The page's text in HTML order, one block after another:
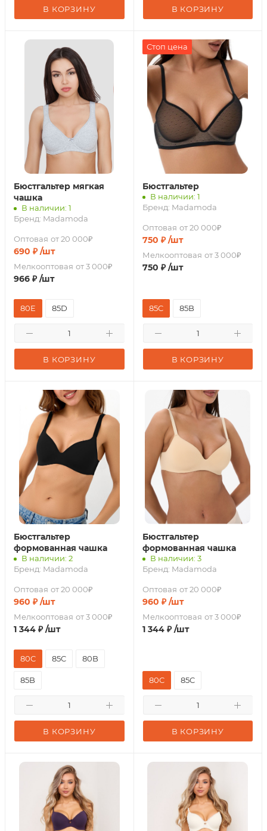
В КОРЗИНУ В КОРЗИНУ
Бюстгальтер мягкая
чашка
В наличии: 1
Бренд: Madamoda
Оптовая от 20 000₽
690 ₽ /шт
Мелкооптовая от 3 000₽
966 ₽ /шт
В КОРЗИНУ
80E 85D
Стоп цена
Бюстгальтер
В наличии: 1
Бренд: Madamoda
Оптовая от 20 000₽
750 ₽ /шт
Мелкооптовая от 3 000₽
750 ₽ /шт
В КОРЗИНУ
85C 85B
Бюстгальтер
формованная чашка
В наличии: 2
Бренд: Madamoda
Оптовая от 20 000₽
960 ₽ /шт
Мелкооптовая от 3 000₽
1 344 ₽ /шт
В КОРЗИНУ
80C 85C 80B
85B
Бюстгальтер
формованная чашка
В наличии: 3
Бренд: Madamoda
Оптовая от 20 000₽
960 ₽ /шт
Мелкооптовая от 3 000₽
1 344₽ /шт
В КОРЗИНУ
80C 85C